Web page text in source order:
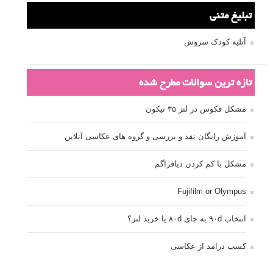
تبلیغ متنی
آتلیه کودک سروش
تازه ترین سوالات مطرح شده
مشکل فکوس در لنز ۳۵ نیکون
آموزش رایگان نقد و بررسی و گروه های عکاسی آنلاین
مشکل با کم کردن دیافراگم
Fujifilm or Olympus
انتخاب ۹۰d به جای ۸۰d یا خرید لنز؟
کسب درامد از عکاسی